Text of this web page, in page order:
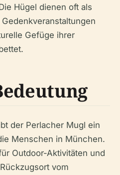
Hügel dienen oft als
Gefüge ihrer
der Perlacher Mugl ein
Menschen in München.
Outdoor-Aktivitäten und
vom